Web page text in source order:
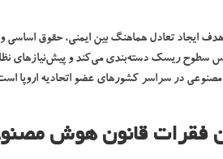
اروپا قانون هوش مصنوعی را در آوریل ۲۰۲۱ با هدف ایجاد تعادل هماهنگ بین
سطوح ریسک دسته‌بندی می‌کند و پیش‌نیازهای
در سراسر کشورهای عضو اتحادیه اروپا است
فقرات قانون هوش